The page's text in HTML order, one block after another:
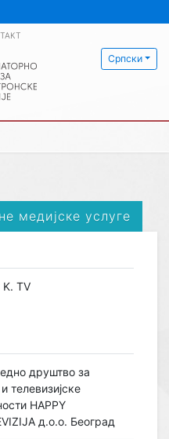
Српски
медијске услуге
TV
друштво за
телевизијске
HAPPY
д.о.о. Београд